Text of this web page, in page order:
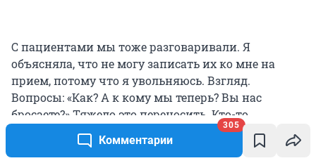
Комментарии
305
С пациентами мы тоже разговаривали. Я
объясняла, что не могу записать их ко мне на
прием, потому что я увольняюсь. Взгляд.
Вопросы: «Как? А к кому мы теперь? Вы нас
бросаете?» Тяжело это переносить. Кто-то,
наоборот, улыбался и говорил, что понимает,
почему я ухожу. Но в целом я чувствовала, что